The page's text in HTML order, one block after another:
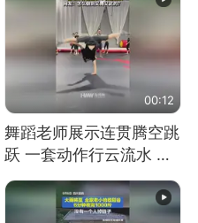
00:12
舞蹈老师展示连贯腾空跳
跃 一套动作行云流水 节
奏感拉满 网友：怎么做
到又舞又武的？